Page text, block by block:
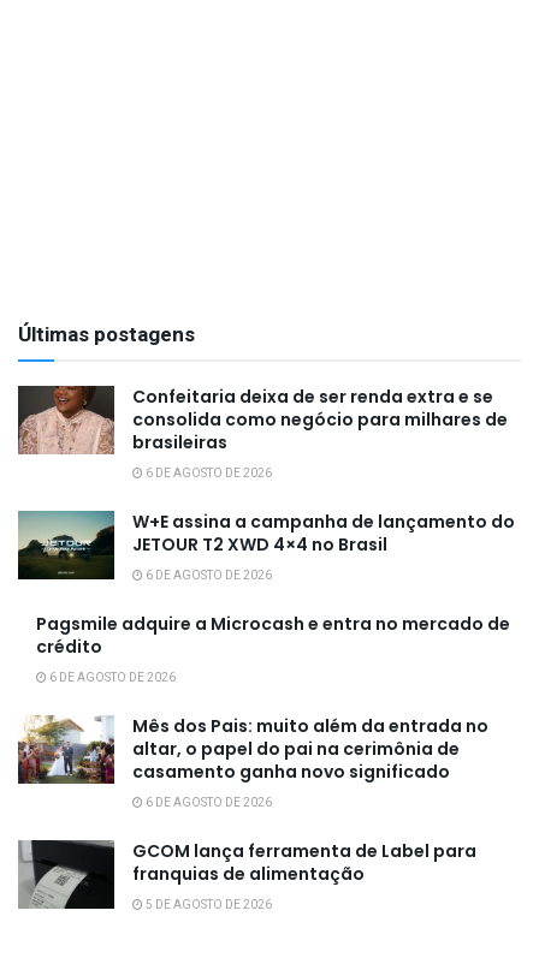
Últimas postagens
Confeitaria deixa de ser renda extra e se
consolida como negócio para milhares de
brasileiras
6 DE AGOSTO DE 2026
W+E assina a campanha de lançamento do
JETOUR T2 XWD 4×4 no Brasil
6 DE AGOSTO DE 2026
Pagsmile adquire a Microcash e entra no mercado de
crédito
6 DE AGOSTO DE 2026
Mês dos Pais: muito além da entrada no
altar, o papel do pai na cerimônia de
casamento ganha novo significado
6 DE AGOSTO DE 2026
GCOM lança ferramenta de Label para
franquias de alimentação
5 DE AGOSTO DE 2026